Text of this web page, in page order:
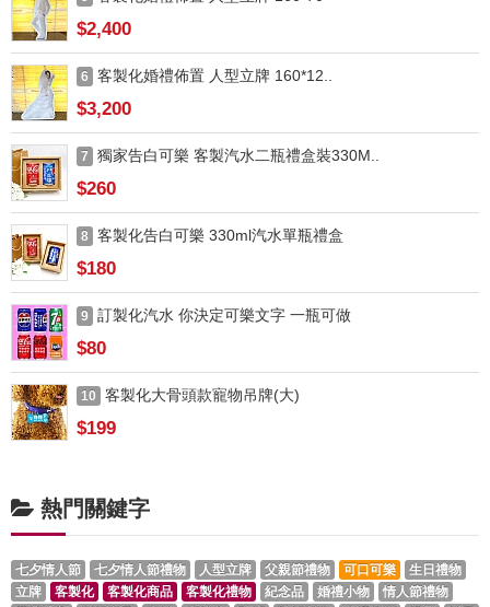
$2,400
6 客製化婚禮佈置 人型立牌 160*12..
$3,200
7 獨家告白可樂 客製汽水二瓶禮盒裝330M..
$260
8 客製化告白可樂 330ml汽水單瓶禮盒
$180
9 訂製化汽水 你決定可樂文字 一瓶可做
$80
10 客製化大骨頭款寵物吊牌(大)
$199
熱門關鍵字
七夕情人節 七夕情人節禮物 人型立牌 父親節禮物 可口可樂
生日禮物
立牌
客製化 客製化商品 客製化禮物 紀念品 婚禮小物
情人節禮物